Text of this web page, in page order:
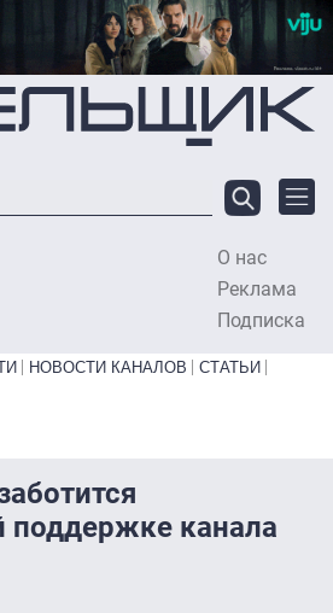
содержанию
О нас
Реклама
Подписка
НОВОСТИ КАНАЛОВ
СТАТЬИ
поддержке канала